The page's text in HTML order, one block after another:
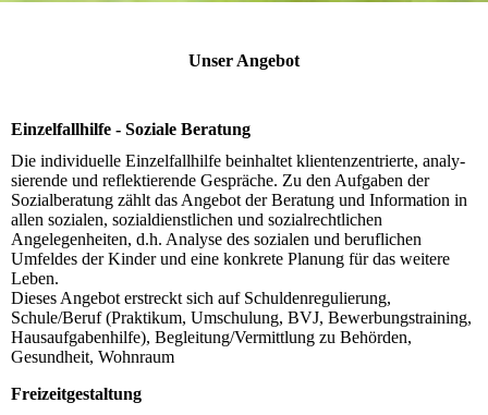
Unser Angebot
Einzelfallhilfe - Soziale Beratung
Die individuelle Einzelfallhilfe beinhaltet klientenzentrierte, ana­ly­
sie­rende und reflektierende Gespräche. Zu den Aufgaben der
Sozial­be­ratung zählt das Angebot der Beratung und Information in
allen so­zi­alen, sozialdienstlichen und sozialrechtlichen
Angelegenheiten, d.h. Analyse des sozialen und beruflichen
Umfeldes der Kinder und eine konkrete Planung für das weitere
Leben.
Dieses Angebot erstreckt sich auf Schuldenregulierung,
Schule/Beruf (Praktikum, Umschulung, BVJ, Bewerbungstraining,
Haus­auf­gaben­hilfe), Begleitung/Vermittlung zu Behörden,
Gesundheit, Wohnraum
Freizeitgestaltung